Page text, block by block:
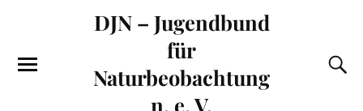
DJN – Jugendbund
für
Naturbeobachtung
n. e. V.